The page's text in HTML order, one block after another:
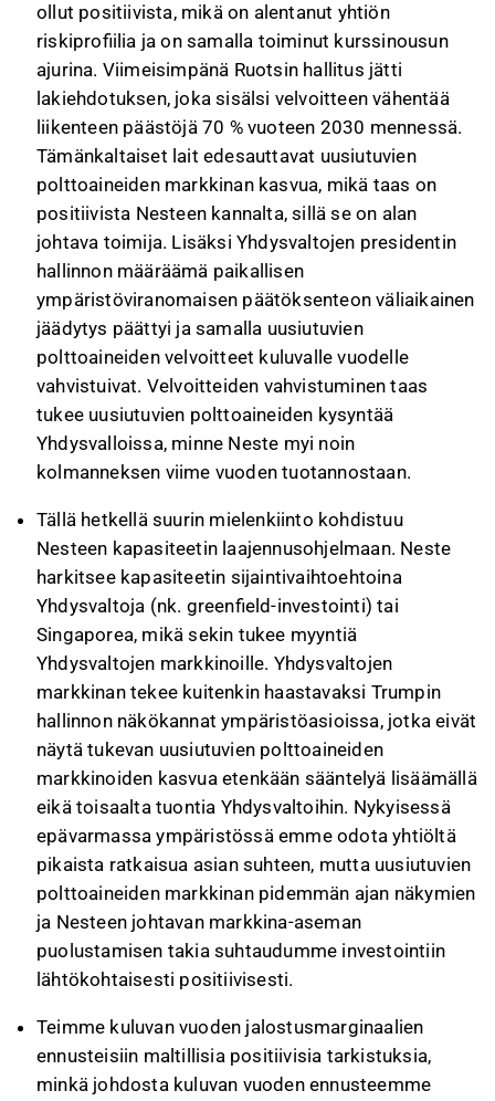
ollut positiivista, mikä on alentanut yhtiön
riskiprofiilia ja on samalla toiminut kurssinousun
ajurina. Viimeisimpänä Ruotsin hallitus jätti
lakiehdotuksen, joka sisälsi velvoitteen vähentää
liikenteen päästöjä 70 % vuoteen 2030 mennessä.
Tämänkaltaiset lait edesauttavat uusiutuvien
polttoaineiden markkinan kasvua, mikä taas on
positiivista Nesteen kannalta, sillä se on alan
johtava toimija. Lisäksi Yhdysvaltojen presidentin
hallinnon määräämä paikallisen
ympäristöviranomaisen päätöksenteon väliaikainen
jäädytys päättyi ja samalla uusiutuvien
polttoaineiden velvoitteet kuluvalle vuodelle
vahvistuivat. Velvoitteiden vahvistuminen taas
tukee uusiutuvien polttoaineiden kysyntää
Yhdysvalloissa, minne Neste myi noin
kolmanneksen viime vuoden tuotannostaan.
Tällä hetkellä suurin mielenkiinto kohdistuu
Nesteen kapasiteetin laajennusohjelmaan. Neste
harkitsee kapasiteetin sijaintivaihtoehtoina
Yhdysvaltoja (nk. greenfield-investointi) tai
Singaporea, mikä sekin tukee myyntiä
Yhdysvaltojen markkinoille. Yhdysvaltojen
markkinan tekee kuitenkin haastavaksi Trumpin
hallinnon näkökannat ympäristöasioissa, jotka eivät
näytä tukevan uusiutuvien polttoaineiden
markkinoiden kasvua etenkään sääntelyä lisäämällä
eikä toisaalta tuontia Yhdysvaltoihin. Nykyisessä
epävarmassa ympäristössä emme odota yhtiöltä
pikaista ratkaisua asian suhteen, mutta uusiutuvien
polttoaineiden markkinan pidemmän ajan näkymien
ja Nesteen johtavan markkina-aseman
puolustamisen takia suhtaudumme investointiin
lähtökohtaisesti positiivisesti.
Teimme kuluvan vuoden jalostusmarginaalien
ennusteisiin maltillisia positiivisia tarkistuksia,
minkä johdosta kuluvan vuoden ennusteemme